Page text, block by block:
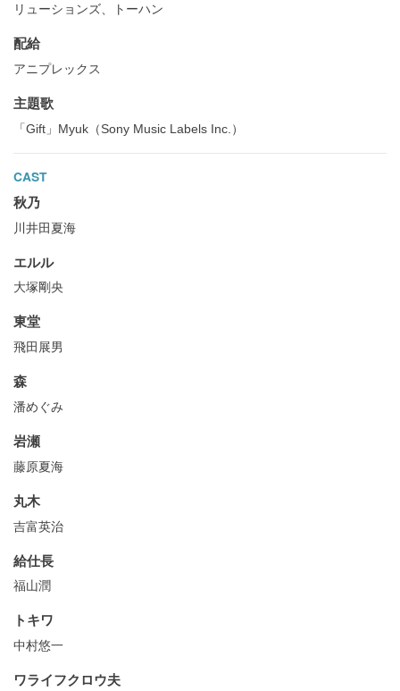
リューションズ、トーハン
配給
アニプレックス
主題歌
「Gift」Myuk（Sony Music Labels Inc.）
CAST
秋乃
川井田夏海
エルル
大塚剛央
東堂
飛田展男
森
潘めぐみ
岩瀬
藤原夏海
丸木
吉富英治
給仕長
福山潤
トキワ
中村悠一
ワライフクロウ夫